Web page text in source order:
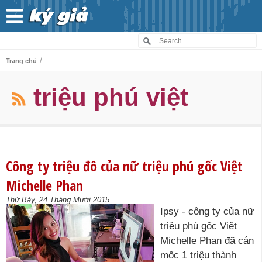
Trang chủ /
triệu phú việt
Công ty triệu đô của nữ triệu phú gốc Việt
Michelle Phan
Thứ Bảy, 24 Tháng Mười 2015
Ipsy - công ty của nữ
triệu phú gốc Việt
Michelle Phan đã cán
mốc 1 triệu thành